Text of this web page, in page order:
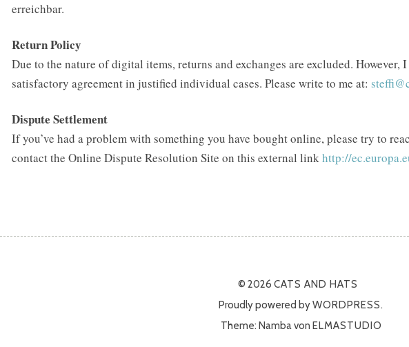
erreichbar.
Return Policy
Due to the nature of digital items, returns and exchanges are excluded. However,
satisfactory agreement in justified individual cases. Please write to me at:
Dispute Settlement
If you’ve had a problem with something you have bought online, please try to
contact the Online Dispute Resolution Site on this external linkhttp://
© 2026 CATS AND HATS
Proudly powered byWORDPRESS.
Theme: Namba von ELMASTUDIO